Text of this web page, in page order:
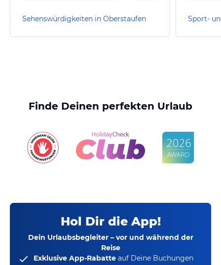
Sehenswürdigkeiten in Oberstaufen
Finde Deinen perfekten Urlaub
Hol Dir die App!
Dein Urlaubsbegleiter – vor und während der
Reise
Exklusive App-Rabatte auf Deine Buchungen